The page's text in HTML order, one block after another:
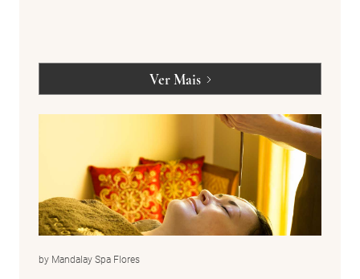
Ver Mais
by Mandalay Spa Flores